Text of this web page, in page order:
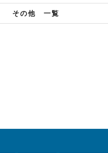
その他 一覧